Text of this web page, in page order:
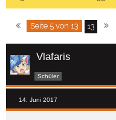
Seite 5 von 13 13
Vlafaris
Schüler
14. Juni 2017